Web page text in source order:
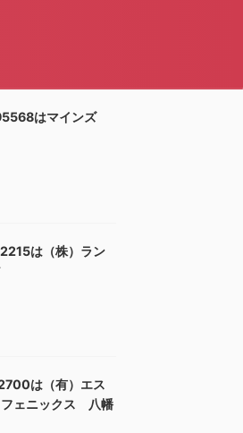
はマインズ
は（株）ラン
は（有）エス
フェニックス 八幡